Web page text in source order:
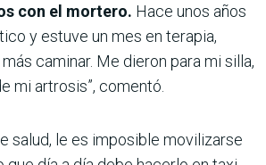
con el mortero. Hace unos años
y estuve un mes en terapia,
caminar. Me dieron para mi silla,
mi artrosis”, comentó.
salud, le es imposible movilizarse